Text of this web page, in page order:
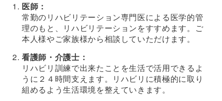
医師：
常勤のリハビリテーション専門医による医学的管
理のもと、リハビリテーションをすすめます。ご
本人様やご家族様から相談していただけます。
看護師・介護士：
リハビリ訓練で出来たことを生活で活用できるよ
うに２４時間支えます。リハビリに積極的に取り
組めるよう生活環境を整えていきます。